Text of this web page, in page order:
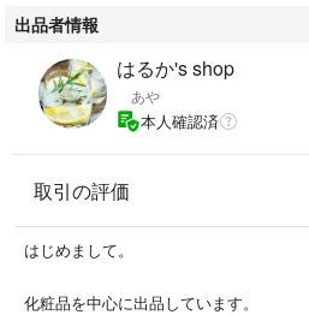
出品者情報
はるか's shop
あや
本人確認済
取引の評価
はじめまして。
化粧品を中心に出品しています。